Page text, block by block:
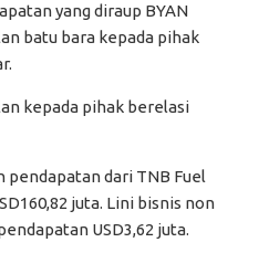
yang diraup BYAN
batu bara kepada pihak
kepada pihak berelasi
dari TNB Fuel
juta. Lini bisnis non
USD3,62 juta.